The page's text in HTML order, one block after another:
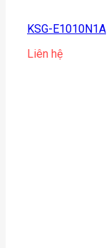
KSG-E1010N1A
Liên hệ